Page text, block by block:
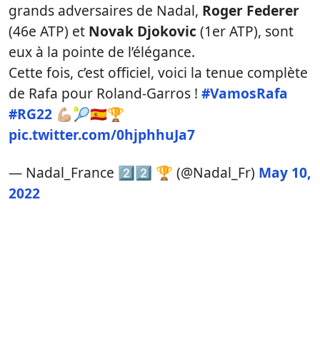
grands adversaires de Nadal, Roger Federer
(46e ATP) et Novak Djokovic (1er ATP), sont
eux à la pointe de l’élégance.
Cette fois, c’est officiel, voici la tenue complète
de Rafa pour Roland-Garros ! #VamosRafa
#RG22 💪🏼🎾🇪🇸🏆
pic.twitter.com/0hjphhuJa7
— Nadal_France 2️⃣2️⃣ 🏆 (@Nadal_Fr) May 10,
2022